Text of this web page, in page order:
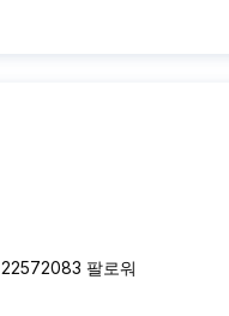
22572083 팔로워